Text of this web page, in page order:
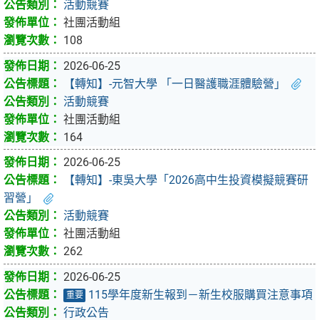
活動競賽
社團活動組
108
2026-06-25
【轉知】-元智大學 「一日醫護職涯體驗營」
活動競賽
社團活動組
164
2026-06-25
【轉知】-東吳大學「2026高中生投資模擬競賽研
習營」
活動競賽
社團活動組
262
2026-06-25
重要
115學年度新生報到－新生校服購買注意事項
行政公告